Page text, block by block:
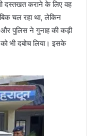
दस्तखत कराने के लिए वह
चल रहा था, लेकिन
और पुलिस ने गुनाह की कड़ी
भी दबोच लिया। इसके